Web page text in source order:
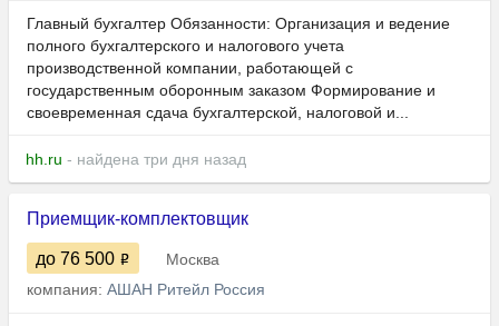
Главный бухгалтер Обязанности: Организация и ведение
полного бухгалтерского и налогового учета
производственной компании, работающей с
государственным оборонным заказом Формирование и
своевременная сдача бухгалтерской, налоговой и...
hh.ru - найдена три дня назад
Приемщик-комплектовщик
до 76 500
Москва
компания: АШАН Ритейл Россия